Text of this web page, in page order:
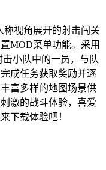
称视角展开的射击闯关
MOD菜单功能。采用
小队中的一员，与队
成任务获取奖励并逐
富多样的地图场景供
激的战斗体验，喜爱
下载体验吧！